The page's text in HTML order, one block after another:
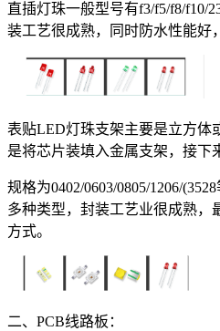
直插灯珠一般型号有f3/f5/f8/f10/
装工艺很成熟，同时防水性能好
表贴LED灯珠支架主要是立方体
是将芯片装填入金属支架，接下
规格为0402/0603/0805/1206/
多种类型，封装工艺业很成熟，
方式。
二、PCB线路板：